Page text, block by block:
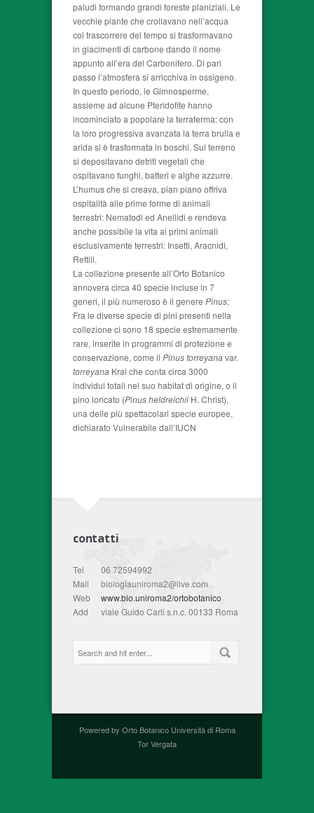
paludi formando grandi foreste planiziali. Le
vecchie piante che crollavano nell’acqua
col trascorrere del tempo si trasformavano
in giacimenti di carbone dando il nome
appunto all’era del Carbonifero. Di pari
passo l’atmosfera si arricchiva in ossigeno.
In questo periodo, le Gimnosperme,
assieme ad alcune Pteridofite hanno
incominciato a popolare la terraferma: con
la loro progressiva avanzata la terra brulla e
arida si è trasformata in boschi. Sul terreno
si depositavano detriti vegetali che
ospitavano funghi, batteri e alghe azzurre.
L’humus che si creava, pian piano offriva
ospitalità alle prime forme di animali
terrestri: Nematodi ed Anellidi e rendeva
anche possibile la vita ai primi animali
esclusivamente terrestri: Insetti, Aracnidi,
Rettili.
La collezione presente all’Orto Botanico
annovera circa 40 specie incluse in 7
generi, il più numeroso è il genere Pinus;
Fra le diverse specie di pini presenti nella
collezione ci sono 18 specie estremamente
rare, inserite in programmi di protezione e
conservazione, come il Pinus torreyanavar.
torreyana Kral che conta circa 3000
individui totali nel suo habitat di origine, o il
pino loricato (Pinus heldreichii H. Christ),
una delle più spettacolari specie europee,
dichiarato Vulnerabile dall’IUCN
contatti
Tel
06 72594992
Mail
biologiauniroma2@live.com
Web
www.bio.uniroma2/ortobotanico
Add
viale Guido Carli s.n.c. 00133 Roma
Powered by Orto Botanico Università di Roma
Tor Vergata